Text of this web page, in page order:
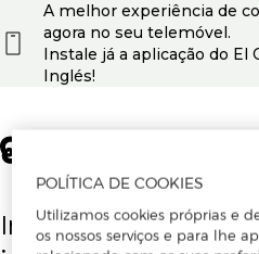
Insira o seu email
A melhor experiência de
agora no seu telemóvel.
Instale já a aplicação do El
Inglés!
POLÍTICA DE COOKIES
Utilizamos cookies próprias e
os nossos serviços e para lhe